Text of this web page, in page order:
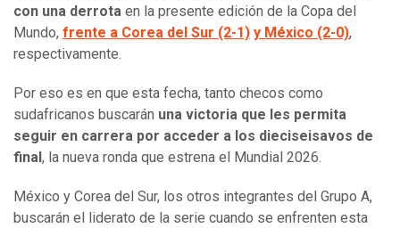
con una derrota en la presente edición de la Copa del
Mundo, frente a Corea del Sur (2-1) y México (2-0),
respectivamente.
Por eso es en que esta fecha, tanto checos como
sudafricanos buscarán una victoria que les permita
seguir en carrera por acceder a los dieciseisavos de
final , la nueva ronda que estrena el Mundial 2026.
México y Corea del Sur, los otros integrantes del Grupo A,
buscarán el liderato de la serie cuando se enfrenten esta